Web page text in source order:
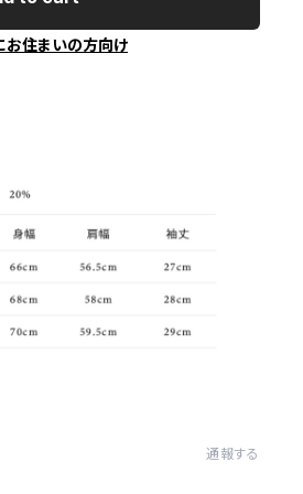
お住まいの方向け
通報する